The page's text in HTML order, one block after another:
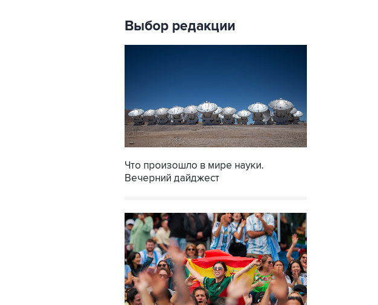
Выбор редакции
Что произошло в мире науки.
Вечерний дайджест